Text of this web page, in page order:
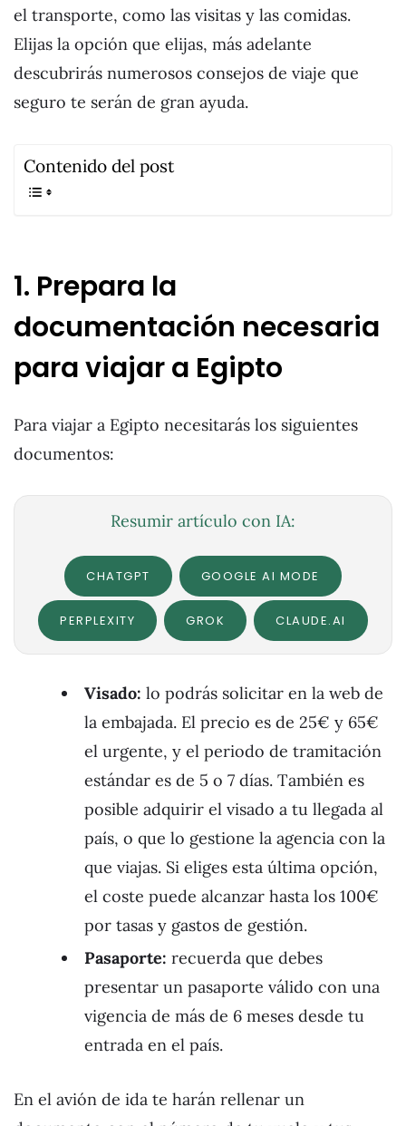
el transporte, como las visitas y las comidas.
Elijas la opción que elijas, más adelante
descubrirás numerosos consejos de viaje que
seguro te serán de gran ayuda.
Contenido del post
1. Prepara la
documentación necesaria
para viajar a Egipto
Para viajar a Egipto necesitarás los siguientes
documentos:
Resumir artículo con IA:
CHATGPT GOOGLE AI MODE
PERPLEXITY GROK CLAUDE.AI
Visado: lo podrás solicitar en la web de
la embajada. El precio es de 25€ y 65€
el urgente, y el periodo de tramitación
estándar es de 5 o 7 días. También es
posible adquirir el visado a tu llegada al
país, o que lo gestione la agencia con la
que viajas. Si eliges esta última opción,
el coste puede alcanzar hasta los 100€
por tasas y gastos de gestión.
Pasaporte: recuerda que debes
presentar un pasaporte válido con una
vigencia de más de 6 meses desde tu
entrada en el país.
En el avión de ida te harán rellenar un